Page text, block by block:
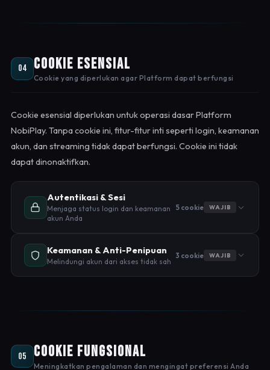
04 Cookie Esensial
Cookie yang diperlukan agar Platform dapat berfungsi
Cookie esensial diperlukan untuk operasi dasar Platform
NobiPlay. Tanpa cookie ini, fitur-fitur inti seperti login, keamanan
akun, dan streaming tidak dapat berfungsi. Cookie ini tidak
dapat dinonaktifkan.
Autentikasi & Sesi
Menjaga status login dan keamanan
akun Anda
5 cookie WAJIB
Keamanan & Anti-Penipuan
Melindungi akun dari akses tidak sah
3 cookie WAJIB
05 Cookie Fungsional
Meningkatkan pengalaman dan mengingat preferensi Anda